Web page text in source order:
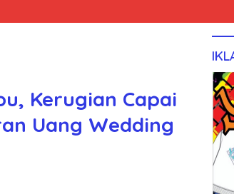
Kerugian Capai
Uang Wedding